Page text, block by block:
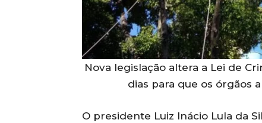
Nova legislação altera a Lei de
dias para que os órgãos
O presidente Luiz Inácio Lula da